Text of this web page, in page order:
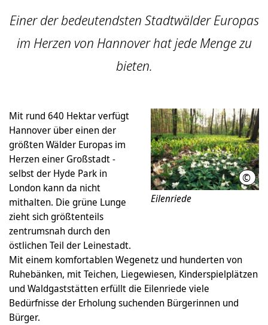
Einer der bedeutendsten Stadtwälder Europas
im Herzen von Hannover hat jede Menge zu
bieten.
©
Eilenriede
Mit rund 640 Hektar verfügt
Hannover über einen der
größten Wälder Europas im
Herzen einer Großstadt -
selbst der Hyde Park in
London kann da nicht
mithalten. Die grüne Lunge
zieht sich größtenteils
zentrumsnah durch den
östlichen Teil der Leinestadt.
Mit einem komfortablen Wegenetz und hunderten von
Ruhebänken, mit Teichen, Liegewiesen, Kinderspielplätzen
und Waldgaststätten erfüllt die Eilenriede viele
Bedürfnisse der Erholung suchenden Bürgerinnen und
Bürger.